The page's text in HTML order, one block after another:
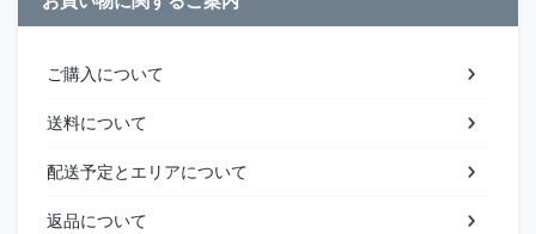
ご購入について
送料について
配送予定とエリアについて
返品について